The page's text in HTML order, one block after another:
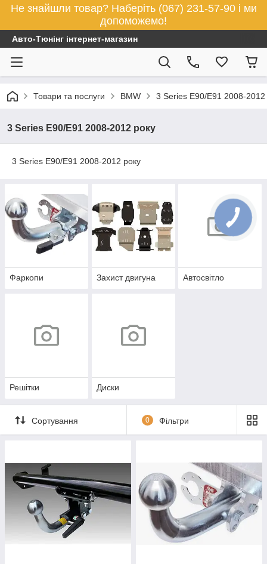
Не знайшли товар? Наберіть (067) 231-57-90 і ми
допоможемо!
Авто-Тюнінг інтернет-магазин
Товари та послуги BMW 3 Series E90/E91 2008-2012
3 Series E90/E91 2008-2012 року
3 Series E90/E91 2008-2012 року
Фаркопи Захист двигуна Автосвітло
Решітки Диски
Сортування 0 Фільтри